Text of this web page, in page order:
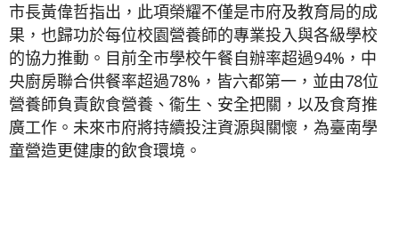
市長黃偉哲指出，此項榮耀不僅是市府及教育局的成
果，也歸功於每位校園營養師的專業投入與各級學校
的協力推動。目前全市學校午餐自辦率超過94%，中
央廚房聯合供餐率超過78%，皆六都第一，並由78位
營養師負責飲食營養、衞生、安全把關，以及食育推
廣工作。未來市府將持續投注資源與關懷，為臺南學
童營造更健康的飲食環境。